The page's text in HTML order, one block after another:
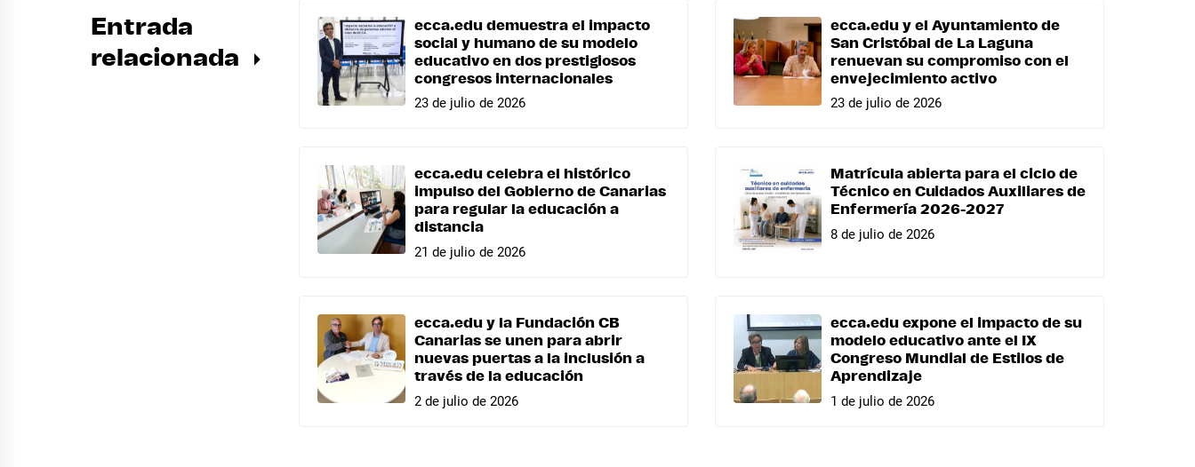
Entrada
relacionada
ecca.edu demuestra el impacto
social y humano de su modelo
educativo en dos prestigiosos
congresos internacionales
23 de julio de 2026
ecca.edu y el Ayuntamiento de
San Cristóbal de La Laguna
renuevan su compromiso con el
envejecimiento activo
23 de julio de 2026
ecca.edu celebra el histórico
impulso del Gobierno de Canarias
para regular la educación a
distancia
21 de julio de 2026
Matrícula abierta para el ciclo de
Técnico en Cuidados Auxiliares de
Enfermería 2026-2027
8 de julio de 2026
ecca.edu y la Fundación CB
Canarias se unen para abrir
nuevas puertas a la inclusión a
través de la educación
2 de julio de 2026
ecca.edu expone el impacto de su
modelo educativo ante el IX
Congreso Mundial de Estilos de
Aprendizaje
1 de julio de 2026